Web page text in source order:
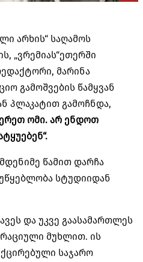
არხის“ საღამოს
„ვრემიას“ეთერში
მარინა
გამოშვების წამყვან
პლაკატით გამოჩნდა,
ომი. არ ენდოთ
წამით დარჩა
სტუდიიდან
და უკვე გაასამართლეს
მუხლით. ის
საჯარო